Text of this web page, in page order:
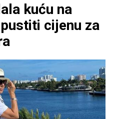
kuću na
cijenu za